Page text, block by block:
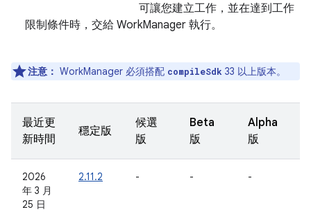
可讓您建立工作，並在達到工作
限制條件時，交給 WorkManager 執行。
注意： WorkManager 必須搭配 compileSdk 33 以上版本。
最近更
新時間
穩定版
候選
版
Beta
版
Alpha
版
2026
年 3 月
25 日
2.11.2 - - -